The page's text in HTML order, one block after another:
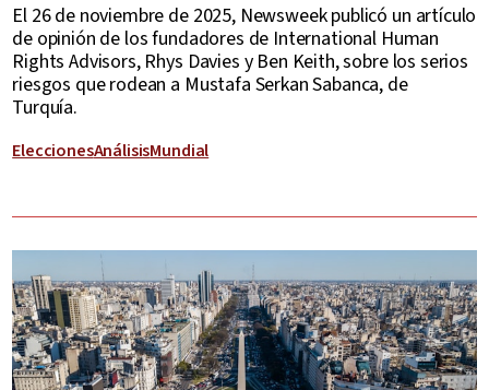
El 26 de noviembre de 2025, Newsweek publicó un artículo
de opinión de los fundadores de International Human
Rights Advisors, Rhys Davies y Ben Keith, sobre los serios
riesgos que rodean a Mustafa Serkan Sabanca, de
Turquía.
EleccionesAnálisisMundial